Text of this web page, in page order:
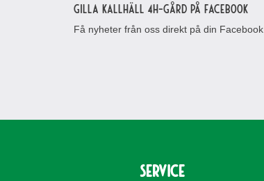
Gilla Kallhäll 4H-gård på Facebook
Få nyheter från oss direkt på din Facebook.
Service